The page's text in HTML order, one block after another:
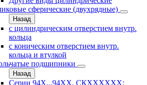
сферические (двухрядные)
Назад
с цилиндрическим отверстием внутр.
кольца
с коническим отверстием внутр.
кольца и втулкой
подшипники
Назад
Серии 94Х...94ХХ, СКХХХХХХ;